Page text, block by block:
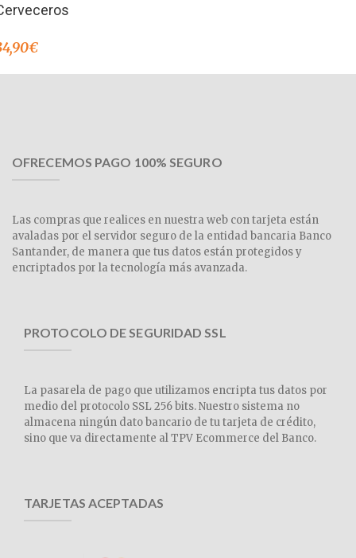
€
OFRECEMOS PAGO 100% SEGURO
Las compras que realices en nuestra web con tarjeta están
avaladas por el servidor seguro de la entidad bancaria Banco
Santander, de manera que tus datos están protegidos y
encriptados por la tecnología más avanzada.
PROTOCOLO DE SEGURIDAD SSL
La pasarela de pago que utilizamos encripta tus datos por
medio del protocolo SSL 256 bits. Nuestro sistema no
almacena ningún dato bancario de tu tarjeta de crédito,
sino que va directamente al TPV Ecommerce del Banco.
TARJETAS ACEPTADAS